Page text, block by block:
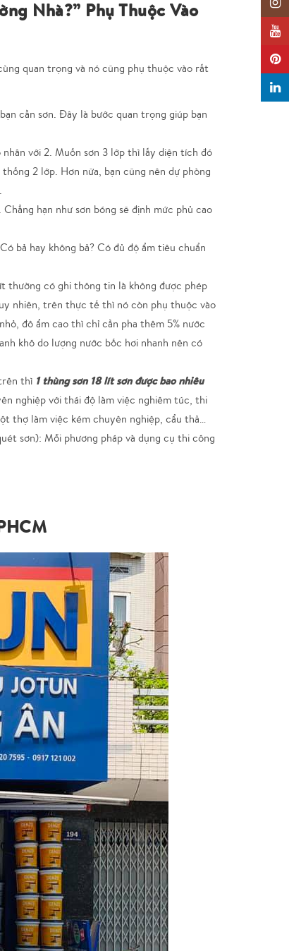
Nhà?” Phụ Thuộc Vào
quan trọng và nó cũng phụ thuộc vào rất
cần sơn. Đây là bước quan trọng giúp bạn
với 2. Muốn sơn 3 lớp thì lấy diện tích đó
2 lớp. Hơn nữa, bạn cũng nên dự phòng
hạn như sơn bóng sẽ định mức phủ cao
bả hay không bả? Có đủ độ ẩm tiêu chuẩn
thường có ghi thông tin là không được phép
nhiên, trên thực tế thì nó còn phụ thuộc vào
đô ẩm cao thì chỉ cần pha thêm 5% nước
khô do lượng nước bốc hơi nhanh nên có
thì1 thùng sơn18 lít sơn được bao nhiêu
nghiệp với thái độ làm việc nghiêm túc, thi
thợ làm việc kém chuyên nghiệp, cẩu thả…
sơn): Mỗi phương pháp và dụng cụ thi công